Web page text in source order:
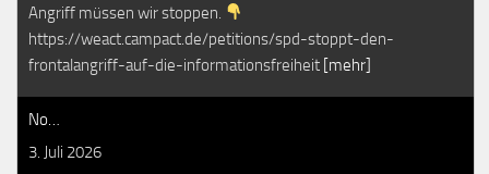
Angriff müssen wir stoppen.
https://weact.campact.de/petitions/spd-stoppt-den-
frontalangriff-auf-die-informationsfreiheit [mehr]
No…
3. Juli 2026